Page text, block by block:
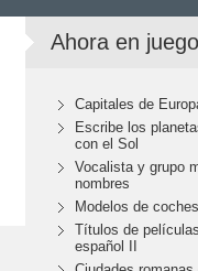
Ahora en
Capitales de
Escribe los
con el Sol
Vocalista y grupo
nombres
Modelos de
Títulos de
español II